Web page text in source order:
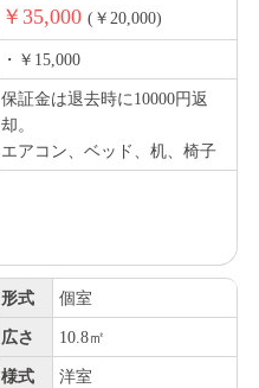
￥35,000 (￥20,000)
・￥15,000
保証金は退去時に10000円返
却。
エアコン、ベッド、机、椅子
形式 個室
広さ 10.8㎡
様式 洋室